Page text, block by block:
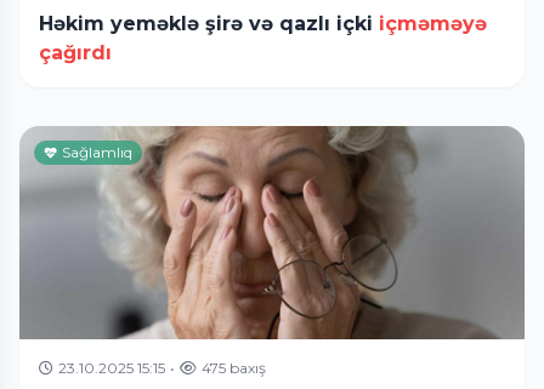
Həkim yeməklə şirə və qazlı içki içməməyə
çağırdı
Sağlamlıq
23.10.2025 15:15 • 475 baxış